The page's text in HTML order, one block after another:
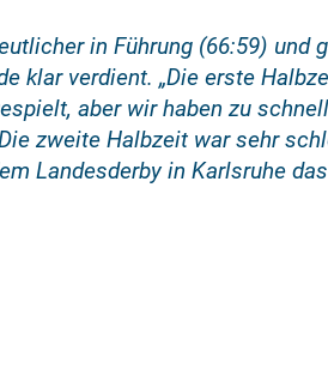
in Führung (66:59) und
klar verdient. „Die erste
aber wir haben zu
zweite Halbzeit war sehr
Landesderby in Karlsruhe